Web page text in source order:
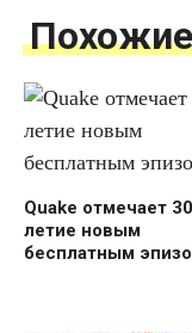
Quake отмечает
летие новым
бесплатным